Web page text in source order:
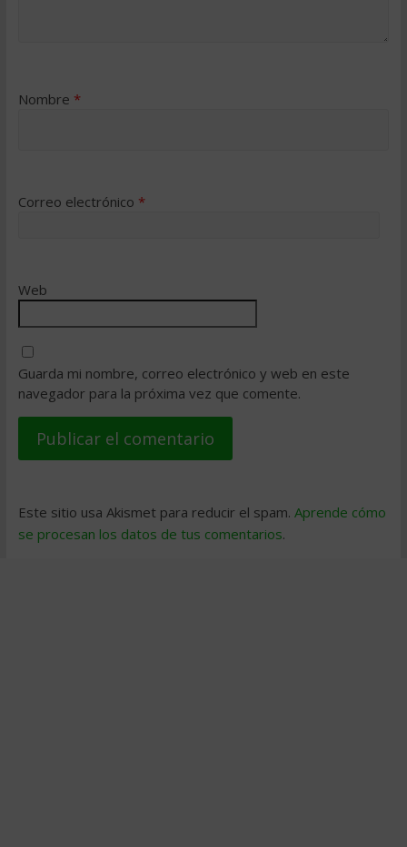
Nombre *
Correo electrónico *
Web
Guarda mi nombre, correo electrónico y web en este
navegador para la próxima vez que comente.
Este sitio usa Akismet para reducir el spam. Aprende cómo
se procesan los datos de tus comentarios.